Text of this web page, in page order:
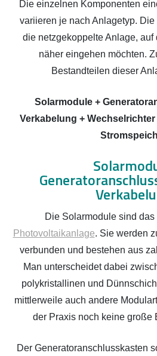
Die einzelnen Komponenten
variieren je nach Anlagetyp.
die netzgekoppelte Anlage,
näher eingehen möchten.
Bestandteilen dieser
Solarmodule +
Verkabelung +
Die Solarmodule sind
Photovoltaikanlage. Sie werden
verbunden und bestehen aus
Man unterscheidet dabei
polykristallinen und
mittlerweile auch andere
der Praxis noch keine große
Der Generatoranschlusskasten